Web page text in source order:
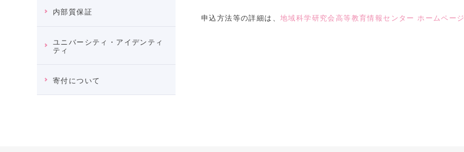
内部質保証
ユニバーシティ・アイデンティ
ティ
寄付について
申込方法等の詳細は、地域科学研究会高等教育情報センター ホームページ